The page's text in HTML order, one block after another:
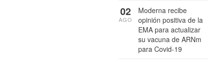
Moderna recibe
opinión positiva de la
EMA para actualizar
su vacuna de ARNm
para Covid-19
02
AGO